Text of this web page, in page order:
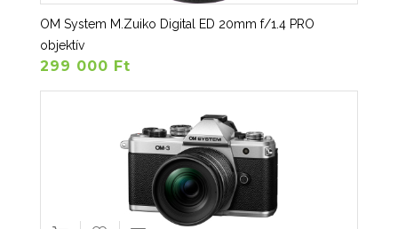
OM System M.Zuiko Digital ED 20mm f/1.4 PRO
objektív
299 000 Ft